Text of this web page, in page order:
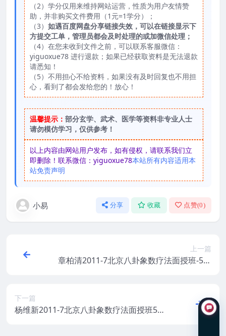
（2）学分仅用来维持网站运营，性质为用户友情赞
助，并非购买文件费用（1元=1学分）；
（3） 如遇百度网盘分享链接失效，可以在链接显示下
方提交工单，管理员都会及时处理的或加微信处理；
（4）在您未收到文件之前，可以联系客服微信：
yiguoxue78 进行退款；如果已经获取资料是无法退款
请悉知！
（5）不用担心不给资料，如果没有及时回复也不用担
心，看到了都会发给您的！放心！
温馨提示： 部分玄学、武术、医学等资料非专业人士
请勿模仿学习，仅供参考！
以上内容由网站用户发布，如有侵权，请联系我们立
即删除！联系微信：yiguoxue78本站所有内容适用本
站免责声明
小易 分享 收藏 点赞(0)
上一篇
章柏清2011-7北京八卦象数疗法面授班-5视
下一篇
杨维新2011-7北京八卦象数疗法面授班5视